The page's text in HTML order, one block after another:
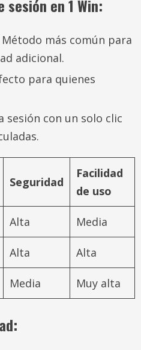
sesión en 1 Win:
Método más común para
adicional.
para quienes
sesión con un solo clic
Seguridad
Facilidad
de uso
Alta Media
Alta Alta
Media Muy alta